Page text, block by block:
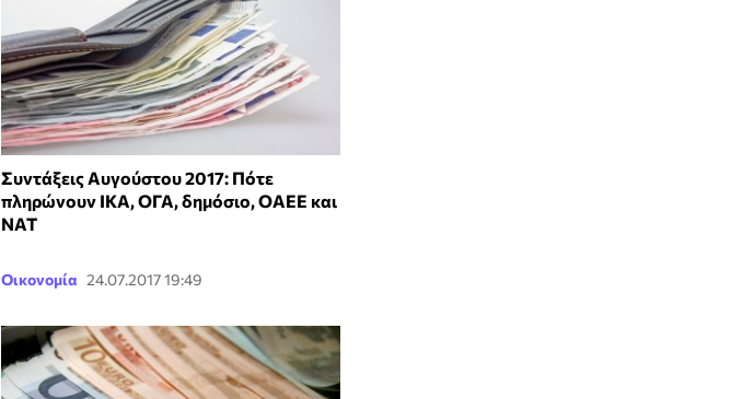
Συντάξεις Αυγούστου 2017: Πότε
πληρώνουν ΙΚΑ, ΟΓΑ, δημόσιο, ΟΑΕΕ και
ΝΑΤ
Οικονομία 24.07.2017 19:49